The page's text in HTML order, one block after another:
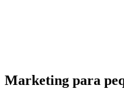
Marketing para